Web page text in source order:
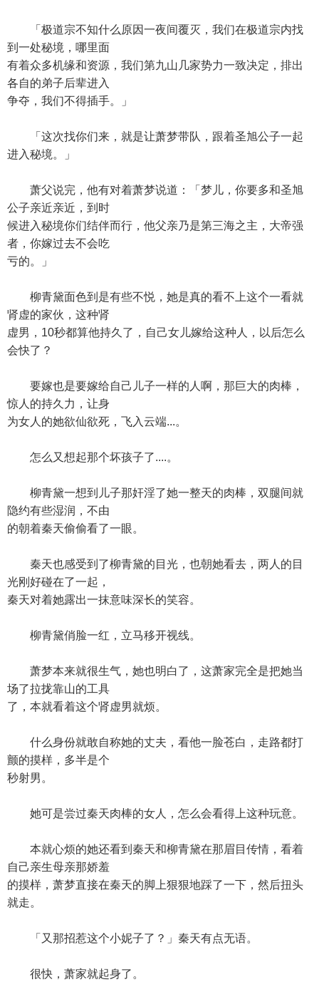
「极道宗不知什么原因一夜间覆灭，我们在极道宗内找
到一处秘境，哪里面
有着众多机缘和资源，我们第九山几家势力一致决定，排出
各自的弟子后辈进入
争夺，我们不得插手。」
「这次找你们来，就是让萧梦带队，跟着圣旭公子一起
进入秘境。」
萧父说完，他有对着萧梦说道：「梦儿，你要多和圣旭
公子亲近亲近，到时
候进入秘境你们结伴而行，他父亲乃是第三海之主，大帝强
者，你嫁过去不会吃
亏的。」
柳青黛面色到是有些不悦，她是真的看不上这个一看就
肾虚的家伙，这种肾
虚男，10秒都算他持久了，自己女儿嫁给这种人，以后怎么
会快了？
要嫁也是要嫁给自己儿子一样的人啊，那巨大的肉棒，
惊人的持久力，让身
为女人的她欲仙欲死，飞入云端...。
怎么又想起那个坏孩子了....。
柳青黛一想到儿子那奸淫了她一整天的肉棒，双腿间就
隐约有些湿润，不由
的朝着秦天偷偷看了一眼。
秦天也感受到了柳青黛的目光，也朝她看去，两人的目
光刚好碰在了一起，
秦天对着她露出一抹意味深长的笑容。
柳青黛俏脸一红，立马移开视线。
萧梦本来就很生气，她也明白了，这萧家完全是把她当
场了拉拢靠山的工具
了，本就看着这个肾虚男就烦。
什么身份就敢自称她的丈夫，看他一脸苍白，走路都打
颤的摸样，多半是个
秒射男。
她可是尝过秦天肉棒的女人，怎么会看得上这种玩意。
本就心烦的她还看到秦天和柳青黛在那眉目传情，看着
自己亲生母亲那娇羞
的摸样，萧梦直接在秦天的脚上狠狠地踩了一下，然后扭头
就走。
「又那招惹这个小妮子了？」秦天有点无语。
很快，萧家就起身了。